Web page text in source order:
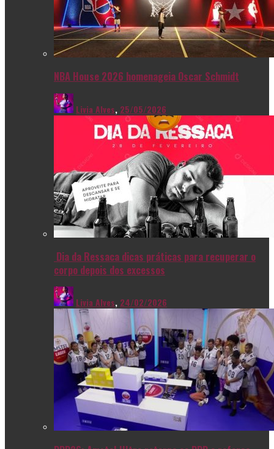
NBA House 2026 homenageia Oscar Schmidt
Livia Alves, 25/05/2026
Dia da Ressaca dicas práticas para recuperar o
corpo depois dos excessos
Livia Alves, 24/02/2026